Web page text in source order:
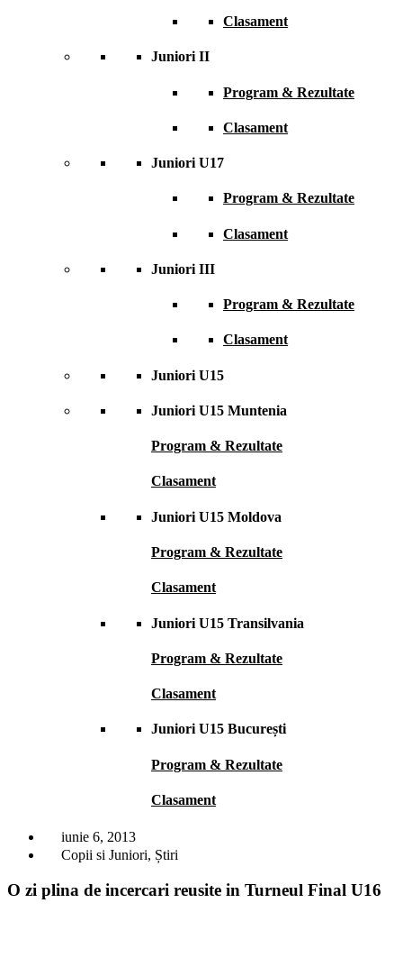
Clasament
Juniori II
Program & Rezultate
Clasament
Juniori U17
Program & Rezultate
Clasament
Juniori III
Program & Rezultate
Clasament
Juniori U15
Juniori U15 Muntenia
Program & Rezultate
Clasament
Juniori U15 Moldova
Program & Rezultate
Clasament
Juniori U15 Transilvania
Program & Rezultate
Clasament
Juniori U15 București
Program & Rezultate
Clasament
iunie 6, 2013
Copii si Juniori, Știri
O zi plina de incercari reusite in Turneul Final U16